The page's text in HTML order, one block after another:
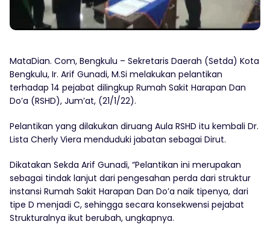
MataDian. Com, Bengkulu – Sekretaris Daerah (Setda) Kota
Bengkulu, Ir. Arif Gunadi, M.Si melakukan pelantikan
terhadap 14 pejabat dilingkup Rumah Sakit Harapan Dan
Do’a (RSHD), Jum’at, (21/1/22).
Pelantikan yang dilakukan diruang Aula RSHD itu kembali Dr.
Lista Cherly Viera menduduki jabatan sebagai Dirut.
Dikatakan Sekda Arif Gunadi, “Pelantikan ini merupakan
sebagai tindak lanjut dari pengesahan perda dari struktur
instansi Rumah Sakit Harapan Dan Do’a naik tipenya, dari
tipe D menjadi C, sehingga secara konsekwensi pejabat
Strukturalnya ikut berubah, ungkapnya.